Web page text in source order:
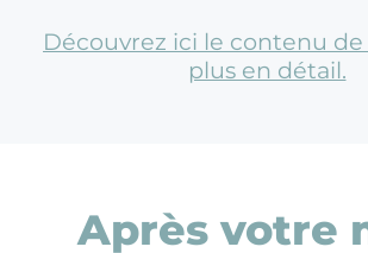
Découvrez ici le contenu
plus en détail.
Après votre